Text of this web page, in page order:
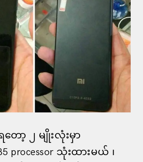
ာ့ ၂ မျိုးလုံးမှာ
processor သုံးထားမယ် ၊